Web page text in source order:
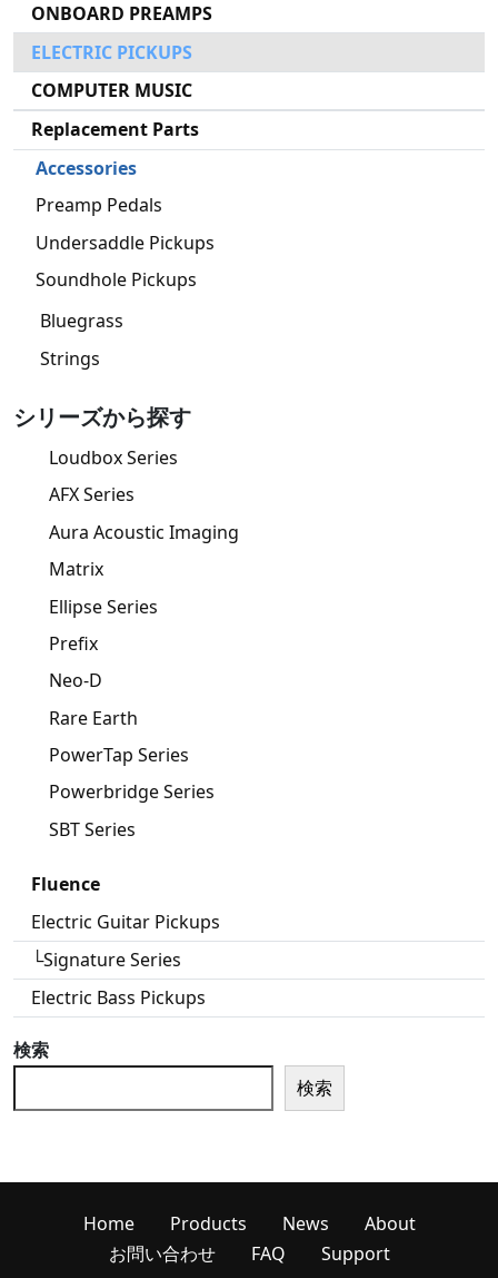
ONBOARD PREAMPS
ELECTRIC PICKUPS
COMPUTER MUSIC
Replacement Parts
Accessories
Preamp Pedals
Undersaddle Pickups
Soundhole Pickups
Bluegrass
Strings
シリーズから探す
Loudbox Series
AFX Series
Aura Acoustic Imaging
Matrix
Ellipse Series
Prefix
Neo-D
Rare Earth
PowerTap Series
Powerbridge Series
SBT Series
Fluence
Electric Guitar Pickups
└Signature Series
Electric Bass Pickups
検索
検索
Home Products News
About
お問い合わせ
FAQ Support